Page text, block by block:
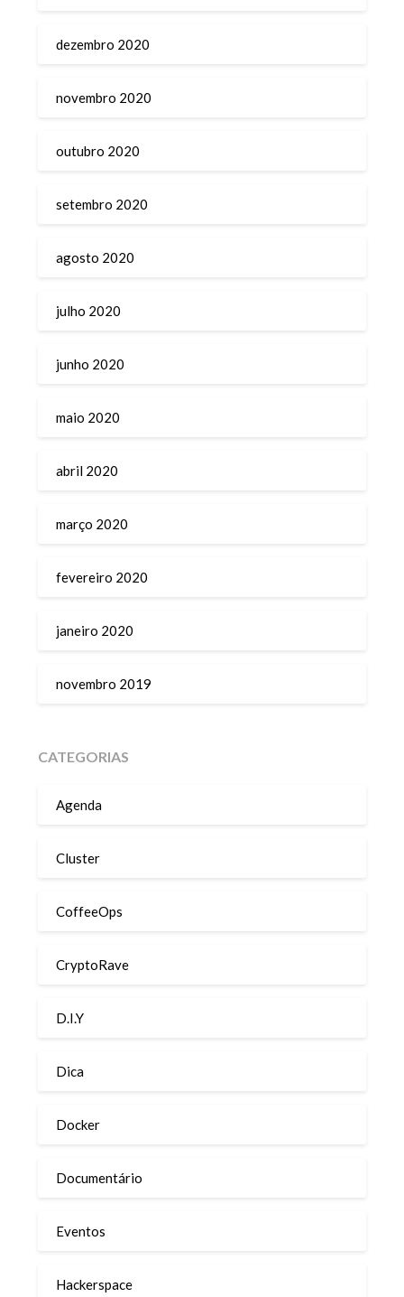
dezembro 2020
novembro 2020
outubro 2020
setembro 2020
agosto 2020
julho 2020
junho 2020
maio 2020
abril 2020
março 2020
fevereiro 2020
janeiro 2020
novembro 2019
CATEGORIAS
Agenda
Cluster
CoffeeOps
CryptoRave
D.I.Y
Dica
Docker
Documentário
Eventos
Hackerspace